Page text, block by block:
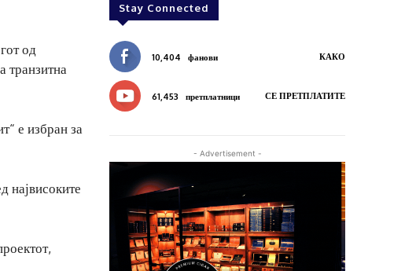
од
транзитна
е избран за
највисоките
Stay Connected
10,404 фанови КАКО
61,453 претплатници СЕ ПРЕТПЛАТИТЕ
- Advertisement -